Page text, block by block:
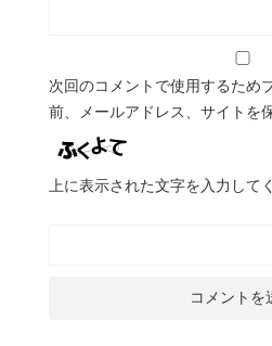
次回のコメントで使用するため
前、メールアドレス、サイトを
上に表示された文字を入力して